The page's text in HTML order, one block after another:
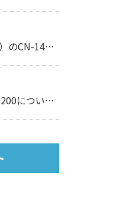
Fender（フェンダー）のCN-140SCEについて【アコースティックギター】
BOSS（ボス）のDD-200について【エフェクター】